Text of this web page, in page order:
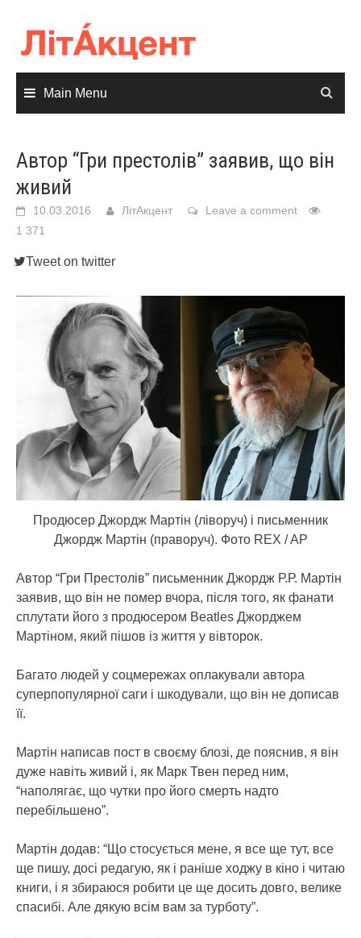
content
Main Menu
Автор “Гри престолів” заявив, що він
живий
10.03.2016 ЛітАкцент
Leave a comment
1 371
Tweet on twitter
Продюсер Джордж Мартін (ліворуч) і письменник
Джордж Мартін (праворуч). Фото REX / AP
Автор “Гри Престолів” письменник Джордж Р.Р. Мартін
заявив, що він не помер вчора, після того, як фанати
сплутати його з продюсером Beatles Джорджем
Мартіном, який пішов із життя у вівторок.
Багато людей у соцмережах оплакували автора
суперпопулярної саги і шкодували, що він не дописав
її.
Мартін написав пост в своєму блозі, де пояснив, я він
дуже навіть живий і, як Марк Твен перед ним,
“наполягає, що чутки про його смерть надто
перебільшено”.
Мартін додав: “Що стосується мене, я все ще тут, все
ще пишу, досі редагую, як і раніше ходжу в кіно і читаю
книги, і я збираюся робити це ще досить довго, велике
спасибі. Але дякую всім вам за турботу”.